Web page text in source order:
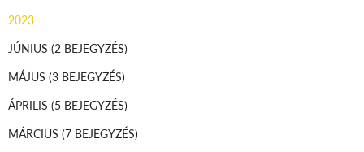
2023
JÚNIUS (2 BEJEGYZÉS)
MÁJUS (3 BEJEGYZÉS)
ÁPRILIS (5 BEJEGYZÉS)
MÁRCIUS (7 BEJEGYZÉS)